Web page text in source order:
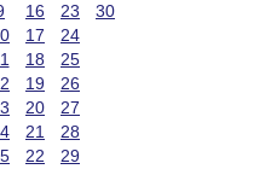
16 23
30
17
24
18
25
19
26
20
27
21
28
22 29